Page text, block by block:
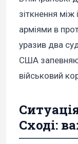
зіткнення
арміями в
уразив два
США
військовий
Сході: